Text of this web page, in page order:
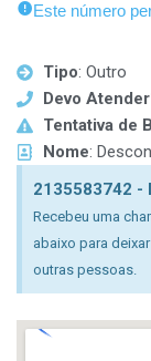
Este número
Tipo: Outro
Devo
Tentativa de
Nome:
2135583742 -
Recebeu uma
abaixo para
outras pessoas.